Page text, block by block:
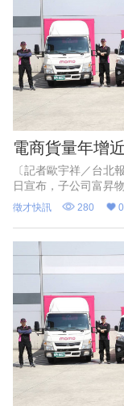
電商貨量年增
〔記者歐宇祥／台北
日宣布，子公司富昇
即日起於全台增聘百
職缺；該公司指出，6
後，績優司機年薪上
徵才快訊 280 0